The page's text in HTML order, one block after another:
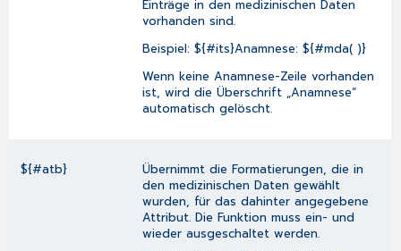
Einträge in den medizinischen Daten
vorhanden sind.
Beispiel: ${#its}Anamnese: ${#mda( )}
Wenn keine Anamnese-Zeile vorhanden
ist, wird die Überschrift „Anamnese“
automatisch gelöscht.
${#atb}
Übernimmt die Formatierungen, die in
den medizinischen Daten gewählt
wurden, für das dahinter angegebene
Attribut. Die Funktion muss ein- und
wieder ausgeschaltet werden.